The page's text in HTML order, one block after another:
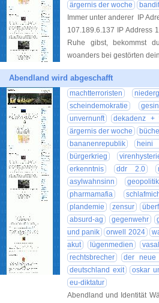
ärgernis der woche
Immer unter anderer IP
107.189.6.137 IP Address
Ruhe gibst, bekommst
woanders bei gestörten
Abendland wird abgeschafft
machtterroristen
scheindemokratie
unvernunft
dekadenz +
ärgernis der woche
bananenrepublik
heini
bürgerkrieg
erkenntnis
ddr 2.0
asylwahnsinn
geopolitik
pharmamafia
plandemie
zensur
absurd-ag
gegenwehr
und panik
orwell 2024
akut
lügenmedien
rechtsbrecher
der neue
deutschland exit
oskar
eu-diktatur
Abendland und Identität